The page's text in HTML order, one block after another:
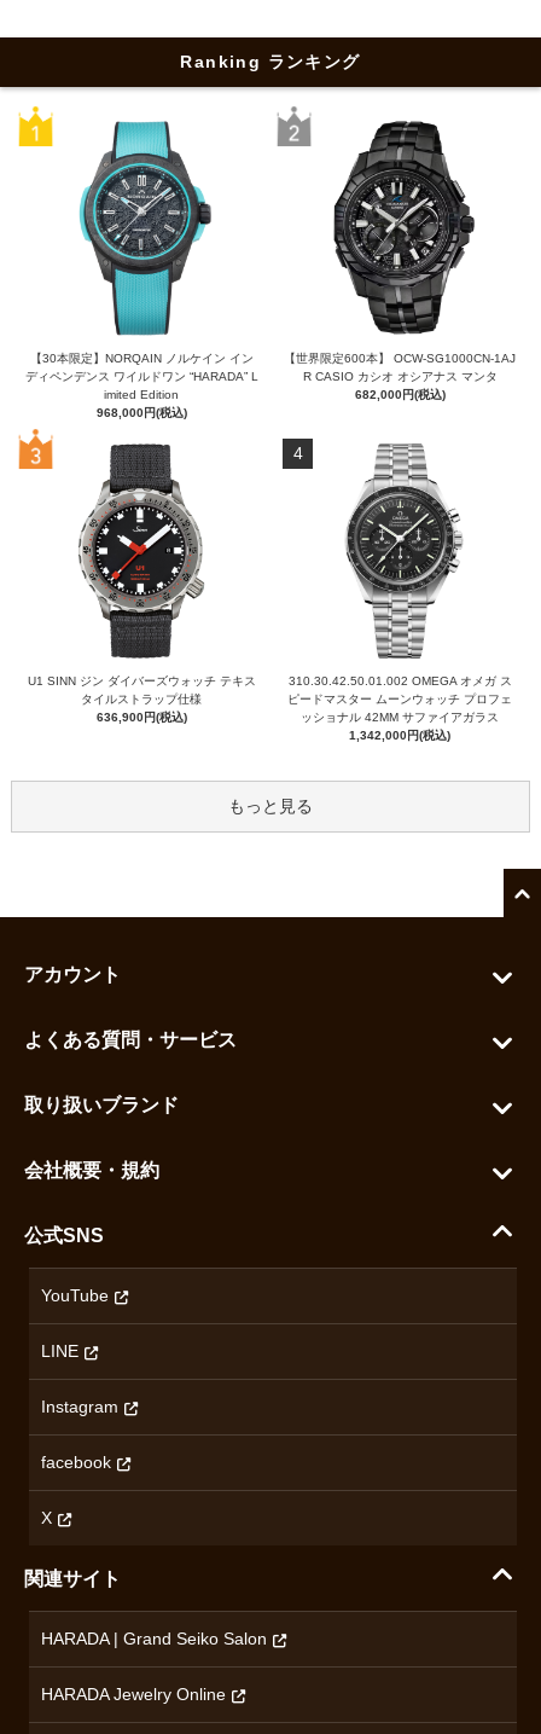
Ranking ランキング
【30本限定】NORQAIN ノルケイン イン
ディペンデンス ワイルドワン “HARADA” L
imited Edition
968,000円(税込)
【世界限定600本】 OCW-SG1000CN-1AJ
R CASIO カシオ オシアナス マンタ
682,000円(税込)
U1 SINN ジン ダイバーズウォッチ テキス
タイルストラップ仕様
636,900円(税込)
4
310.30.42.50.01.002 OMEGA オメガ ス
ピードマスター ムーンウォッチ プロフェ
ッショナル 42MM サファイアガラス
1,342,000円(税込)
もっと見る
アカウント
お気に入りを見る
よくある質問・サービス
ご利用ガイド
配送・送料について
ハラダの保証とアフターサービス
取り扱いブランド
セイコー
カシオ
オリエントスター
ロンジン
チューダー
ブランド一覧を見る
会社概要・規約
沿革
特定商取引法に基づく表記
プライバシーポリシー
無断転載・商用利用について
コンテンツ制作ポリシーおよび生成AIの利用指針
公式SNS
YouTube
LINE
Instagram
facebook
X
関連サイト
HARADA | Grand Seiko Salon
HARADA Jewelry Online